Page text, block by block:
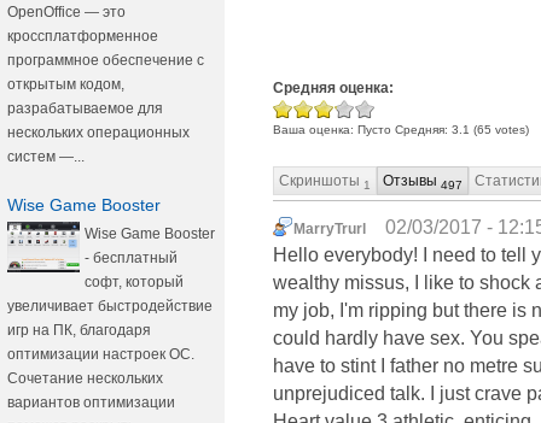
OpenOffice — это
кроссплатформенное
программное обеспечение с
открытым кодом,
разрабатываемое для
нескольких операционных
систем —...
Wise Game Booster
Wise Game Booster
- бесплатный
софт, который
увеличивает быстродействие
игр на ПК, благодаря
оптимизации настроек ОС.
Сочетание нескольких
вариантов оптимизации
Средняя оценка:
Ваша оценка: Пусто Средняя: 3.1 (65 votes)
Скриншоты 1 Отзывы 497
MarryTrurl
02/03/2017 -
Hello everybody! I need to tell
wealthy missus, I like to shock
my job, I'm ripping but there is
could hardly have sex. You
have to stint I father no metre
unprejudiced talk. I just crave